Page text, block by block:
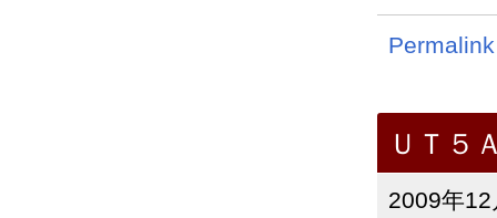
Permalink
ＵＴ５
2009年